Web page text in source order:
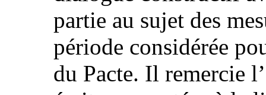
partie au sujet des
période considérée
du Pacte. Il remercie